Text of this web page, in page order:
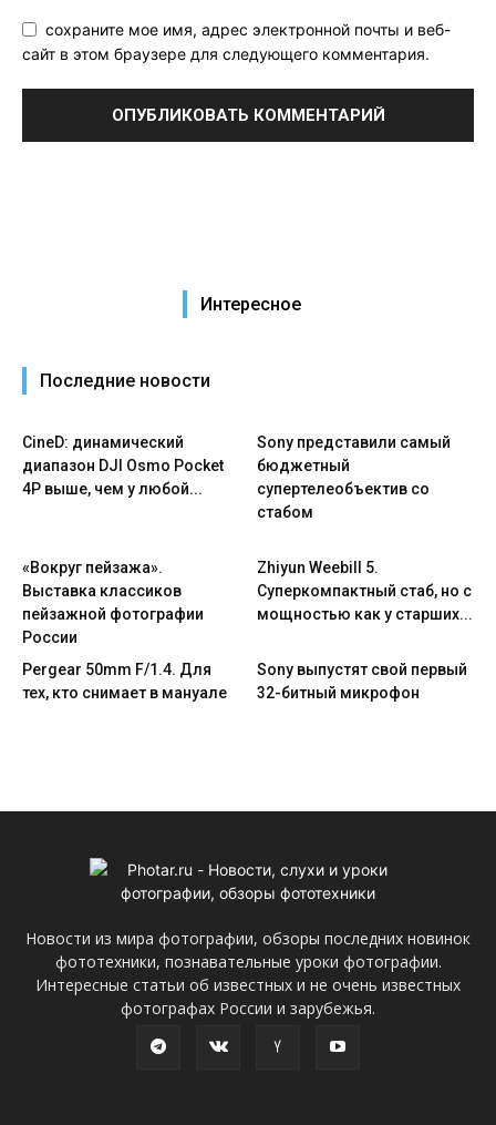
сохраните мое имя, адрес электронной почты и веб-
сайт в этом браузере для следующего комментария.
Интересное
Последние новости
CineD: динамический
диапазон DJI Osmo Pocket
4P выше, чем у любой...
Sony представили самый
бюджетный
супертелеобъектив со
стабом
«Вокруг пейзажа».
Выставка классиков
пейзажной фотографии
России
Zhiyun Weebill 5.
Cуперкомпактный стаб, но с
мощностью как у старших...
Pergear 50mm F/1.4. Для
тех, кто снимает в мануале
Sony выпустят свой первый
32-битный микрофон
Новости из мира фотографии, обзоры последних новинок
фототехники, познавательные уроки фотографии.
Интересные статьи об известных и не очень известных
фотографах России и зарубежья.